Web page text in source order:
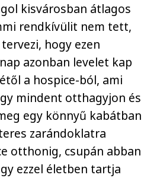
kisvárosban átlagos
rendkívülit nem tett,
hogy ezen
azonban levelet kap
a hospice-ból, ami
mindent otthagyjon és
egy könnyű kabátban
zarándoklatra
otthonig, csupán abban
ezzel életben tartja